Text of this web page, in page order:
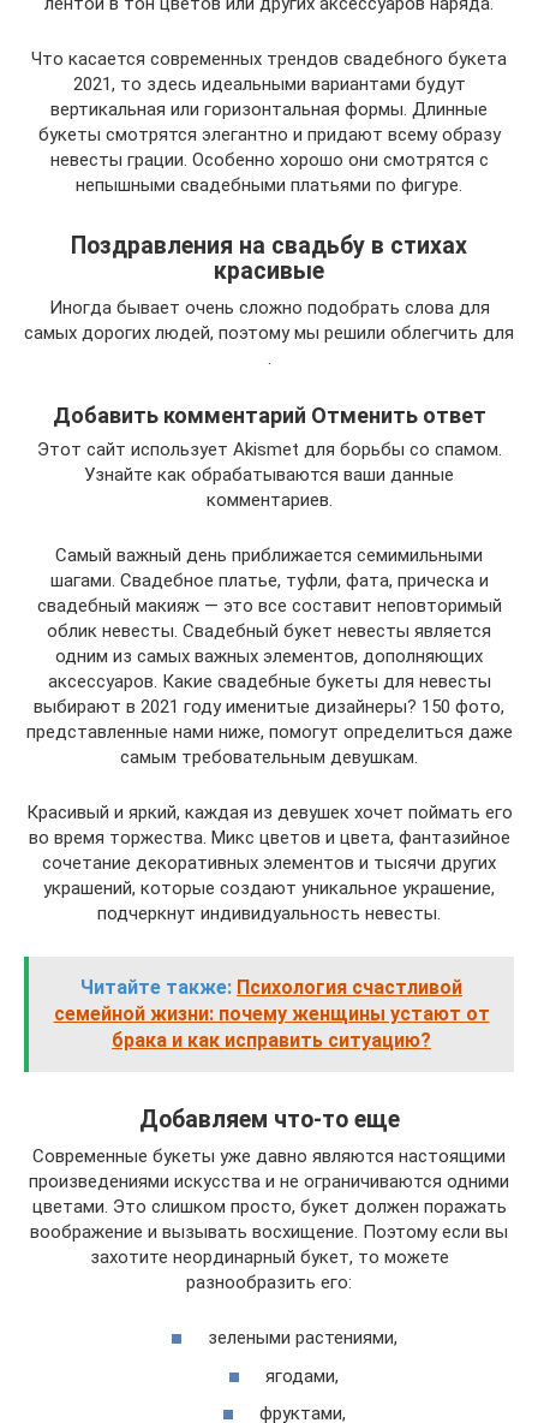
Что касается современных трендов свадебного букета
2021, то здесь идеальными вариантами будут
вертикальная или горизонтальная формы. Длинные
букеты смотрятся элегантно и придают всему образу
невесты грации. Особенно хорошо они смотрятся с
непышными свадебными платьями по фигуре.
Поздравления на свадьбу в стихах
красивые
Иногда бывает очень сложно подобрать слова для
самых дорогих людей, поэтому мы решили облегчить для
Добавить комментарий Отменить ответ
Этот сайт использует Akismet для борьбы со спамом.
Узнайте как обрабатываются ваши данные
комментариев.
Самый важный день приближается семимильными
шагами. Свадебное платье, туфли, фата, прическа и
свадебный макияж — это все составит неповторимый
облик невесты. Свадебный букет невесты является
одним из самых важных элементов, дополняющих
аксессуаров. Какие свадебные букеты для невесты
выбирают в 2021 году именитые дизайнеры? 150 фото,
представленные нами ниже, помогут определиться даже
самым требовательным девушкам.
Красивый и яркий, каждая из девушек хочет поймать его
во время торжества. Микс цветов и цвета, фантазийное
сочетание декоративных элементов и тысячи других
украшений, которые создают уникальное украшение,
подчеркнут индивидуальность невесты.
Читайте также: Психология счастливой
семейной жизни: почему женщины устают от
брака и как исправить ситуацию?
Добавляем что-то еще
Современные букеты уже давно являются настоящими
произведениями искусства и не ограничиваются одними
цветами. Это слишком просто, букет должен поражать
воображение и вызывать восхищение. Поэтому если вы
захотите неординарный букет, то можете
разнообразить его:
зелеными растениями,
ягодами,
фруктами,